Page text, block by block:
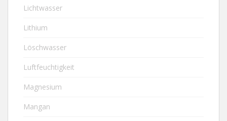
Lichtwasser
Lithium
Löschwasser
Luftfeuchtigkeit
Magnesium
Mangan